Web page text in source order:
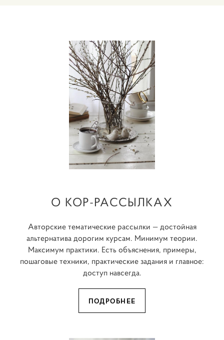
О КОР-РАССЫЛКАХ
Авторские тематические рассылки — достойная
альтернатива дорогим курсам. Минимум теории.
Максимум практики. Есть объяснения, примеры,
пошаговые техники, практические задания и главное:
доступ навсегда.
ПОДРОБНЕЕ